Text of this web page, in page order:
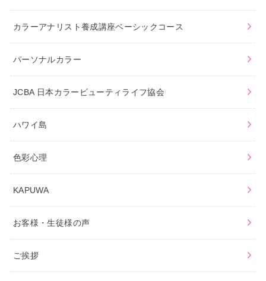
カラーアナリスト養成講座ベーシックコース
パーソナルカラー
JCBA 日本カラービューティライフ協会
ハワイ島
色彩心理
KAPUWA
お客様・生徒様の声
ご挨拶